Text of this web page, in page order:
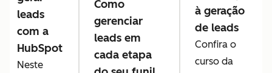
leads
com a
HubSpot
Neste
Como
gerenciar
leads em
cada etapa
à geração
de leads
Confira o
curso da